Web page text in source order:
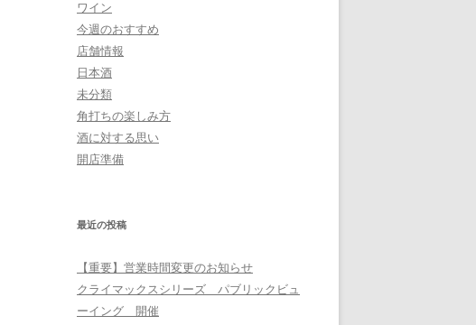
ワイン
今週のおすすめ
店舗情報
日本酒
未分類
角打ちの楽しみ方
酒に対する思い
開店準備
最近の投稿
【重要】営業時間変更のお知らせ
クライマックスシリーズ パブリックビュ
ーイング 開催